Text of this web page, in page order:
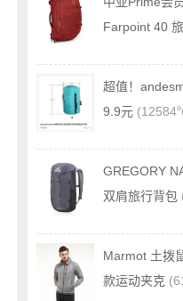
Farpoint 40
超值！
9.9元
GREGORY
双肩旅行背包
Marmot 土拨
款运动夹克